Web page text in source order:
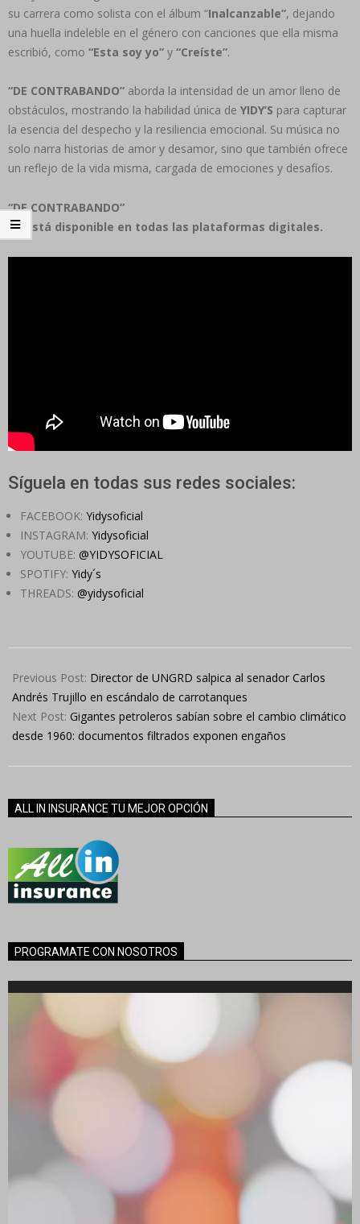
su carrera como solista con el álbum “Inalcanzable”, dejando
una huella indeleble en el género con canciones que ella misma
escribió, como “Esta soy yo” y “Creíste”.
“DE CONTRABANDO” aborda la intensidad de un amor lleno de
obstáculos, mostrando la habilidad única de YIDY’S para capturar
la esencia del despecho y la resiliencia emocional. Su música no
solo narra historias de amor y desamor, sino que también ofrece
un reflejo de la vida misma, cargada de emociones y desafíos.
“DE CONTRABANDO”
ya está disponible en todas las plataformas digitales.
Síguela en todas sus redes sociales:
FACEBOOK: Yidysoficial
INSTAGRAM: Yidysoficial
YOUTUBE: @YIDYSOFICIAL
SPOTIFY: Yidy´s
THREADS: @yidysoficial
05-
03
Previous Post: Director de UNGRD salpica al senador Carlos
Andrés Trujillo en escándalo de carrotanques
Next Post: Gigantes petroleros sabían sobre el cambio climático
desde 1960: documentos filtrados exponen engaños
ALL IN INSURANCE TU MEJOR OPCIÓN
PROGRAMATE CON NOSOTROS